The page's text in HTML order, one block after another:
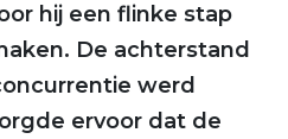
hij een flinke stap
De achterstand
werd
ervoor dat de